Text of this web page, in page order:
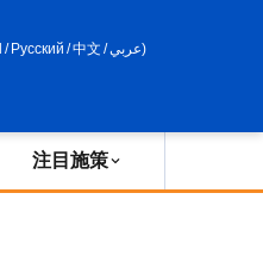
/ Русский /中文 /عربي)
注目施策